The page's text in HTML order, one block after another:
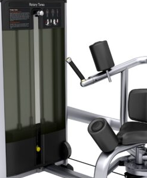
Dục
( Cardio )
Thể Dục
có tựa lưng
Thang
hồi chức năng
chuyên dụng
Với Cáp
năng